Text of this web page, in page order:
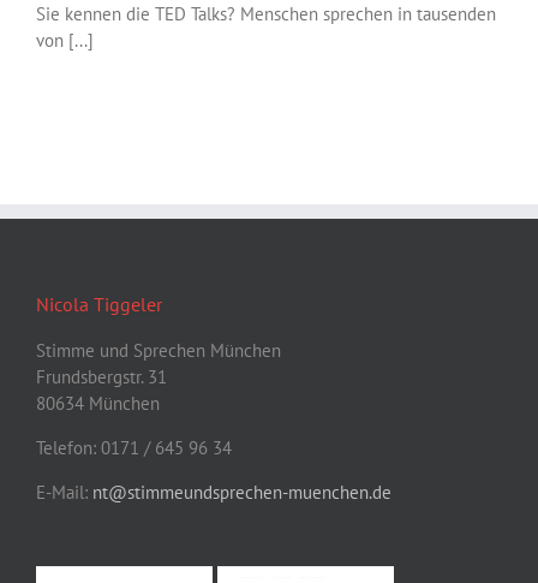
Sie kennen die TED Talks? Menschen sprechen in tausenden
von [...]
Nicola Tiggeler
Stimme und Sprechen München
Frundsbergstr. 31
80634 München
Telefon: 0171 / 645 96 34
E-Mail: nt@stimmeundsprechen-muenchen.de